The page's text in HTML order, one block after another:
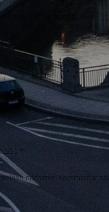
sind mit
nächsten Kommentar